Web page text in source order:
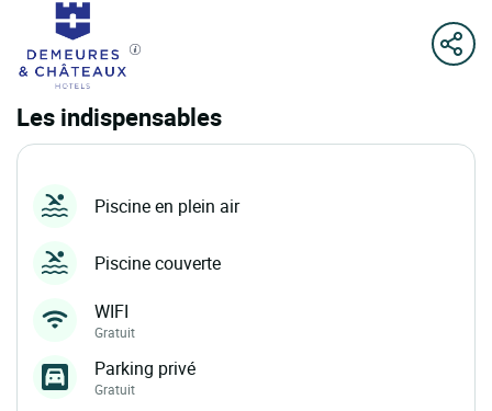
Les indispensables
Piscine en plein air
Piscine couverte
WIFI
Gratuit
Parking privé
Gratuit